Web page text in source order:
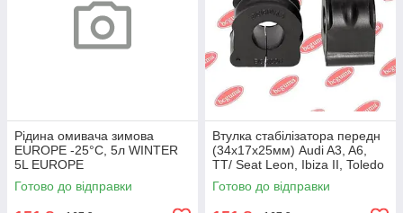
Рідина омивача зимова
EUROPE -25°C, 5л WINTER
5L EUROPE
Готово до відправки
Втулка стабілізатора передн
(34х17х25мм) Audi A3, A6,
TT/ Seat Leon, Ibiza II, Toledo
II (BC0226) BCGUMA BC0226
BC GUMA
Готово до відправки